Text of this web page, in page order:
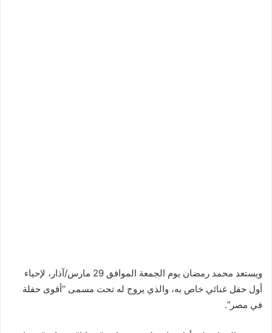
ويستعد محمد رمضان يوم الجمعة الموافق 29 مارس/آذار، لإحياء
أول حفل غنائي خاص به، والذي يروج له تحت مسمى “أقوى حفلة
في مصر”.